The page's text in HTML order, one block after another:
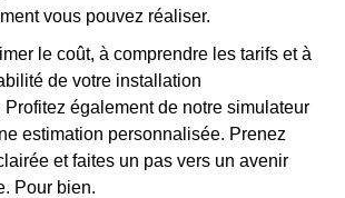
vous pouvez réaliser.
le coût, à comprendre les tarifs et à
de votre installation
également de notre simulateur
estimation personnalisée. Prenez
et faites un pas vers un avenir
Pour bien.